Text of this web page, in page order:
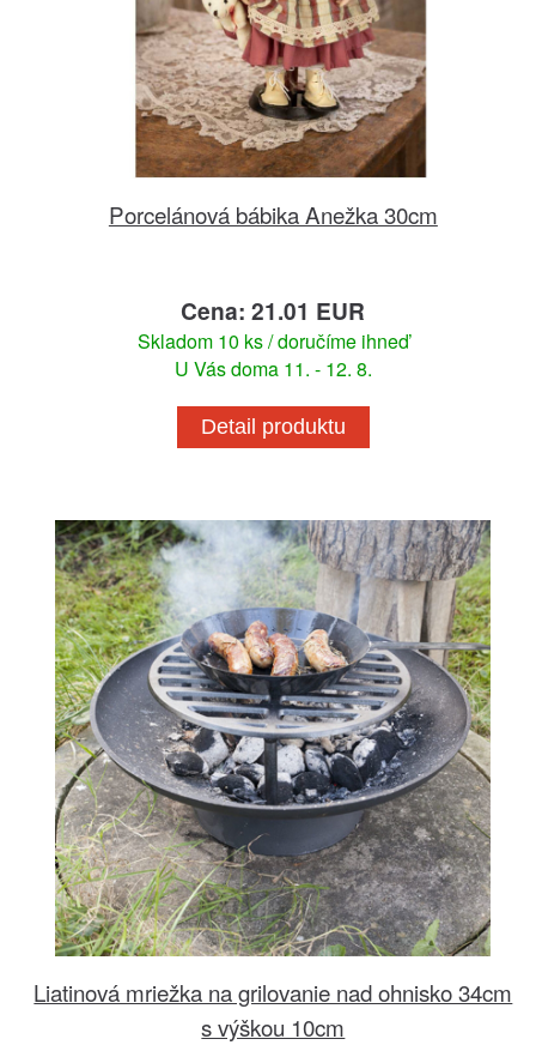
Porcelánová bábika Anežka 30cm
Cena: 21.01 EUR
Skladom 10 ks / doručíme ihneď
U Vás doma 11. - 12. 8.
Detail produktu
Liatinová mriežka na grilovanie nad ohnisko 34cm
s výškou 10cm